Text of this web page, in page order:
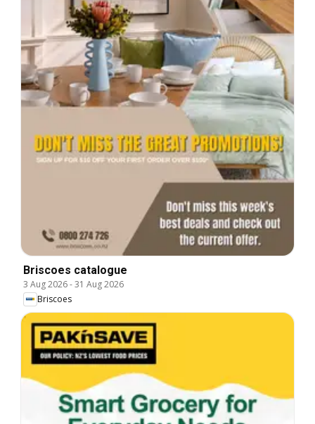
Briscoes catalogue
3 Aug 2026-31 Aug 2026
Briscoes